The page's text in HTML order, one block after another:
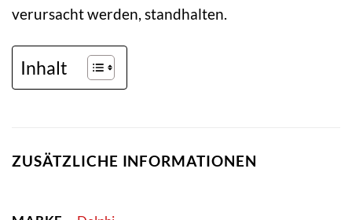
verursacht werden, standhalten.
Inhalt
ZUSÄTZLICHE INFORMATIONEN